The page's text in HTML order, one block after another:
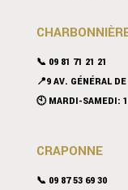
📞 09 81 71 21 21
📍9 AV. GÉNÉRAL
🕙 MARDI-SAMEDI:
CRAPONNE
📞 09 87 53 69 30